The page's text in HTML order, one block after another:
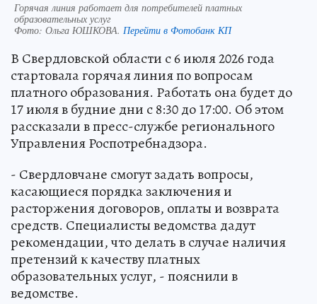
Горячая линия работает для потребителей платных
образовательных услуг
Фото: Ольга ЮШКОВА. Перейти в Фотобанк КП
В Свердловской области с 6 июля 2026 года
стартовала горячая линия по вопросам
платного образования. Работать она будет до
17 июля в будние дни с 8:30 до 17:00. Об этом
рассказали в пресс-службе регионального
Управления Роспотребнадзора.
- Свердловчане смогут задать вопросы,
касающиеся порядка заключения и
расторжения договоров, оплаты и возврата
средств. Специалисты ведомства дадут
рекомендации, что делать в случае наличия
претензий к качеству платных
образовательных услуг, - пояснили в
ведомстве.